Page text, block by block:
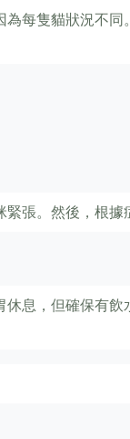
每隻貓狀況不
張。然後，根據
息，但確保有